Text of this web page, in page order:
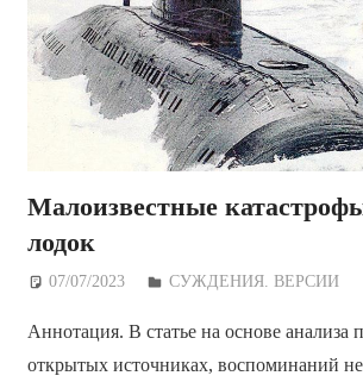
Малоизвестные
лодок
07/07/2023 Дежурный по Редакции
СУЖДЕНИЯ. ВЕРСИИ
Аннотация. В статье на основе анализа
открытых источниках, воспоминаний